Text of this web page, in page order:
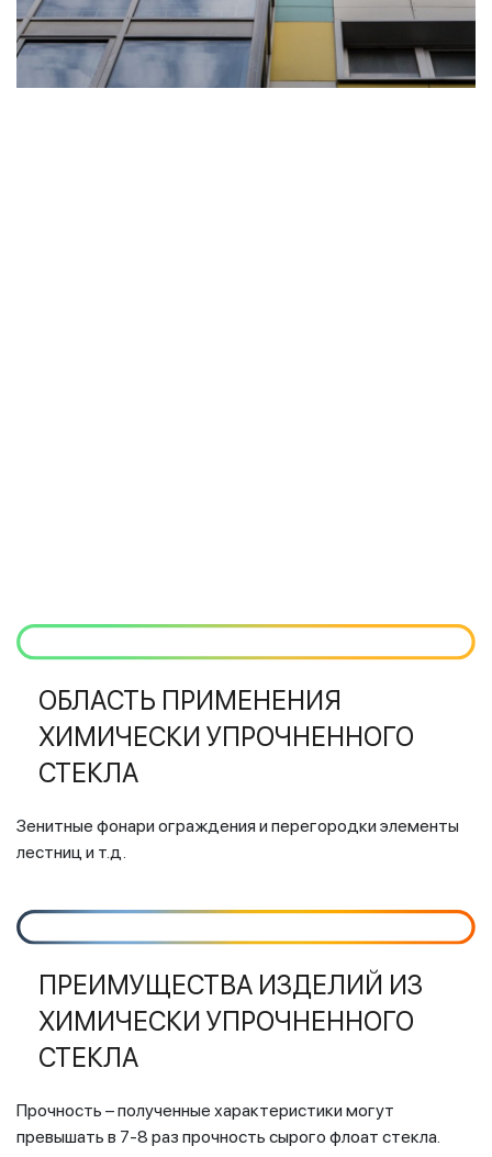
ОБЛАСТЬ ПРИМЕНЕНИЯ
ХИМИЧЕСКИ УПРОЧНЕННОГО
СТЕКЛА
Зенитные фонари ограждения и перегородки элементы
лестниц и т.д.
ПРЕИМУЩЕСТВА ИЗДЕЛИЙ ИЗ
ХИМИЧЕСКИ УПРОЧНЕННОГО
СТЕКЛА
Прочность – полученные характеристики могут
превышать в 7-8 раз прочность сырого флоат стекла.